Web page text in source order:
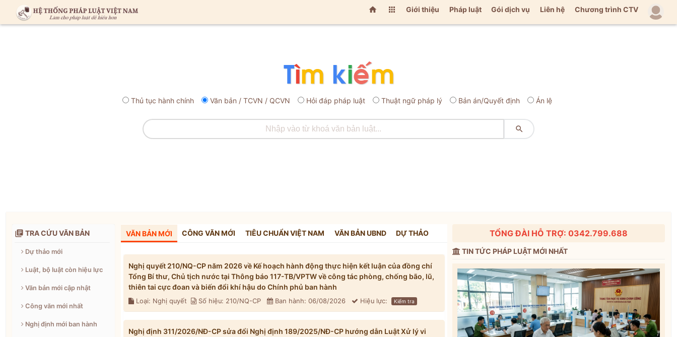
  Giới thiệu Pháp luật Gói dịch vụ Liên hệ Chương trình CTV
Thủ tục hành chính Văn bản / TCVN / QCVN Hỏi đáp pháp luật Thuật ngữ pháp lý Bản án/Quyết định Án lệ

 TRA CỨU VĂN BẢN
Dự thảo mới
Luật, bộ luật còn hiệu lực
Văn bản mới cập nhật
Công văn mới nhất
Nghị định mới ban hành
VĂN BẢN MỚI CÔNG VĂN MỚI TIÊU CHUẨN VIỆT NAM VĂN BẢN UBND DỰ THẢO
Nghị quyết 210/NQ-CP năm 2026 về Kế hoạch hành động thực hiện kết luận của đồng chí
Tổng Bí thư, Chủ tịch nước tại Thông báo 117-TB/VPTW về công tác phòng, chống bão, lũ,
thiên tai cực đoan và biến đổi khí hậu do Chính phủ ban hành
Loại: Nghị quyết Số hiệu: 210/NQ-CP Ban hành: 06/08/2026 Hiệu lực: Kiểm tra
Nghị định 311/2026/NĐ-CP sửa đổi Nghị định 189/2025/NĐ-CP hướng dẫn Luật Xử lý vi
TỔNG ĐÀI HỖ TRỢ: 0342.799.688
TIN TỨC PHÁP LUẬT MỚI NHẤT